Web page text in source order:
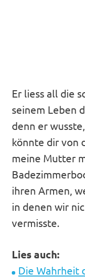
Er liess all die
seinem Leben
denn er
könnte dir von
meine Mutter
ihren Armen,
in denen wir
vermisste.
Lies auch:
Die Wahrheit